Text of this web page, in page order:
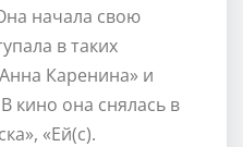
начала свою
в таких
Каренина» и
кино она снялась в
«Ей(с).